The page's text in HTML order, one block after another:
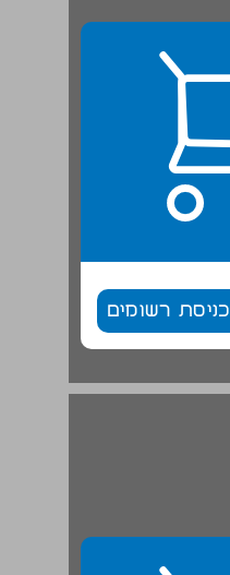
כניסת רשומים